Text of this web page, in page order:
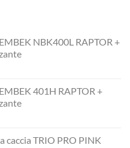
NBK400L RAPTOR +
401H RAPTOR +
caccia TRIO PRO PINK